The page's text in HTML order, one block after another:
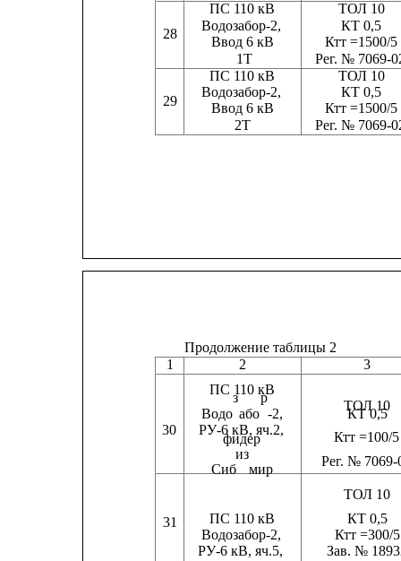
28
29
ПС 110 кВ
ТОЛ 10
Водозабор-2,
КТ 0,5
Ввод 6 кВ
Ктт =1500/5
1Т
Рег. № 7069-
ПС 110 кВ
ТОЛ 10
Водозабор-2,
КТ 0,5
Ввод 6 кВ
Ктт =1500/5
2Т Рег. № 7069-
ПС 110 кВ
фидер
КТ 0,5
31
Продолжение таблицы 2
1
2 3
Водо
з
або
р
-2,
ТОЛ 10
30
РУ-6 кВ, яч.2,
Сиб
из
мир
Рег. № 7069-
ТОЛ 10
ПС 110 кВ
КТ 0,5
Водозабор-2,
РУ-6 кВ, яч.5,